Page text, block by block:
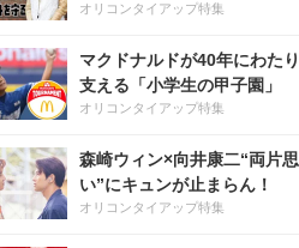
オリコンタイアップ特集
マクドナルドが40年にわたり
支える「小学生の甲子園」
オリコンタイアップ特集
森崎ウィン×向井康二“両片思
い”にキュンが止まらん！
オリコンタイアップ特集